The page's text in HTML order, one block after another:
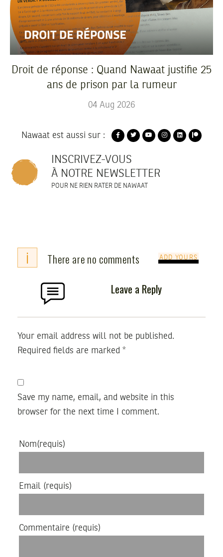
Droit de réponse : Quand Nawaat justifie 25
ans de prison par la rumeur
04 Aug 2026
Nawaat est aussi sur :
INSCRIVEZ-VOUS
À NOTRE NEWSLETTER
POUR NE RIEN RATER DE NAWAAT
i There are no comments ADD YOURS
Leave a Reply
Your email address will not be published.
Required fields are marked *
Save my name, email, and website in this
browser for the next time I comment.
Nom(requis)
Email (requis)
Commentaire (requis)